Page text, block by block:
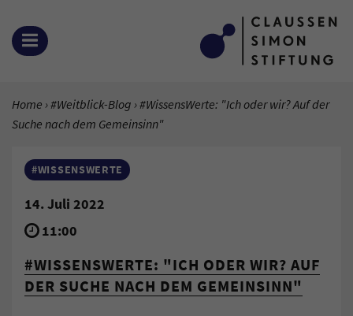
Zum Inhalt springen
MENÜ ÖFFNEN
SIE BEFINDEN SICH HIER:
Home #Weitblick-Blog Aktuelle Seite:
#WissensWerte: "Ich oder wir? Auf der
Suche nach dem Gemeinsinn"
#WISSENSWERTE
14. Juli 2022
11:00
#WISSENSWERTE: "ICH ODER WIR? AUF
DER SUCHE NACH DEM GEMEINSINN"